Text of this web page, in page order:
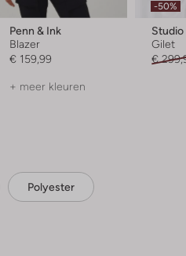
Penn & Ink
Blazer
€ 159,99
+ meer kleuren
-50%
Studio
Gilet
€
Polyester